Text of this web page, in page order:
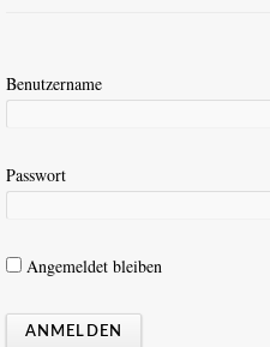
Benutzername
Passwort
Angemeldet bleiben